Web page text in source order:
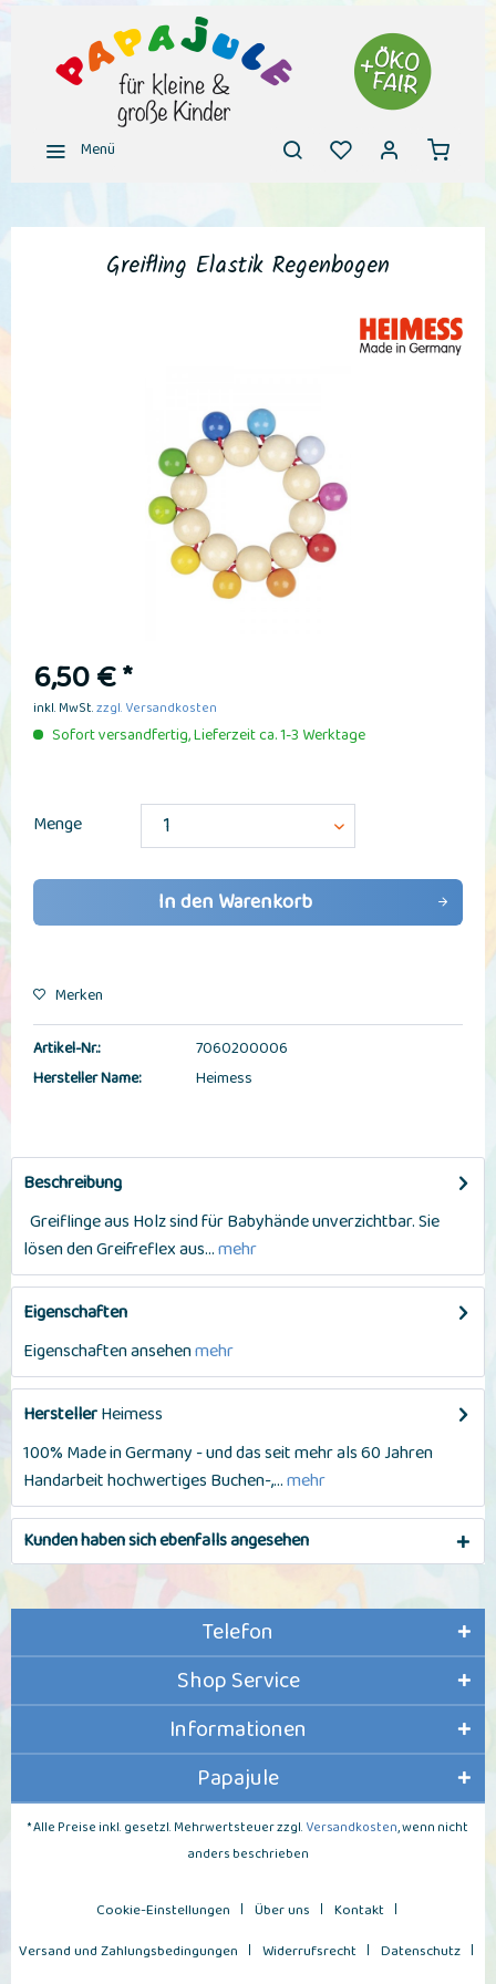
Menü
Greifling Elastik Regenbogen
6,50 € *
inkl. MwSt.zzgl. Versandkosten
Sofort versandfertig, Lieferzeit ca. 1-3 Werktage
Menge
In den Warenkorb
Merken
Artikel-Nr.:
7060200006
Hersteller Name:
Heimess
Beschreibung
Greiflinge aus Holz sind für Babyhände unverzichtbar. Sie
lösen den Greifreflex aus...mehr
Eigenschaften
Eigenschaften ansehenmehr
HerstellerHeimess
100% Made in Germany - und das seit mehr als 60 Jahren
Handarbeit hochwertiges Buchen-,...mehr
Kunden haben sich ebenfalls angesehen
Telefon
Shop Service
Informationen
Papajule
* Alle Preise inkl. gesetzl. Mehrwertsteuer zzgl. Versandkosten, wenn nicht
anders beschrieben
Cookie-Einstellungen Über uns
Kontakt
Versand und Zahlungsbedingungen
Widerrufsrecht
Datenschutz